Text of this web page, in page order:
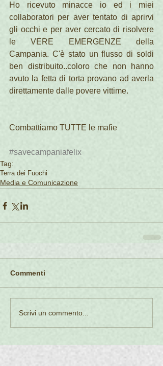
Ho ricevuto minacce io ed i miei
collaboratori per aver tentato di aprirvi
gli occhi e per aver cercato di risolvere
le VERE EMERGENZE della
Campania. C'è stato un flusso di soldi
ben distribuito..coloro che non hanno
avuto la fetta di torta provano ad averla
direttamente dalle povere vittime.
Combattiamo TUTTE le mafie
#savecampaniafelix
Tag:
Terra dei Fuochi
Media e Comunicazione
Commenti
Scrivi un commento...